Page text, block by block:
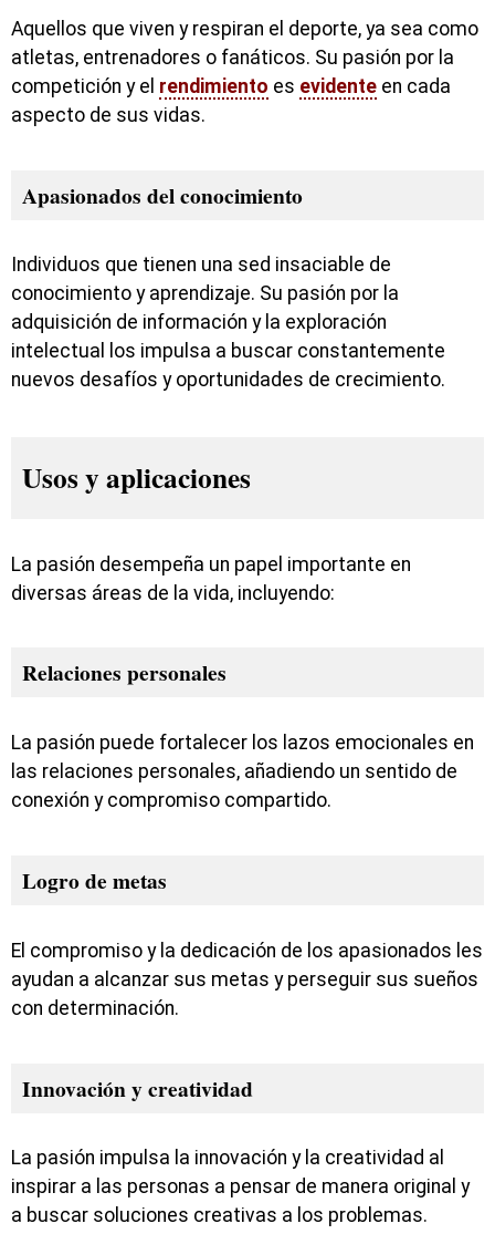
Aquellos que viven y respiran el deporte, ya sea como
atletas, entrenadores o fanáticos. Su pasión por la
competición y el rendimiento es evidente en cada
aspecto de sus vidas.
Apasionados del conocimiento
Individuos que tienen una sed insaciable de
conocimiento y aprendizaje. Su pasión por la
adquisición de información y la exploración
intelectual los impulsa a buscar constantemente
nuevos desafíos y oportunidades de crecimiento.
Usos y aplicaciones
La pasión desempeña un papel importante en
diversas áreas de la vida, incluyendo:
Relaciones personales
La pasión puede fortalecer los lazos emocionales en
las relaciones personales, añadiendo un sentido de
conexión y compromiso compartido.
Logro de metas
El compromiso y la dedicación de los apasionados les
ayudan a alcanzar sus metas y perseguir sus sueños
con determinación.
Innovación y creatividad
La pasión impulsa la innovación y la creatividad al
inspirar a las personas a pensar de manera original y
a buscar soluciones creativas a los problemas.